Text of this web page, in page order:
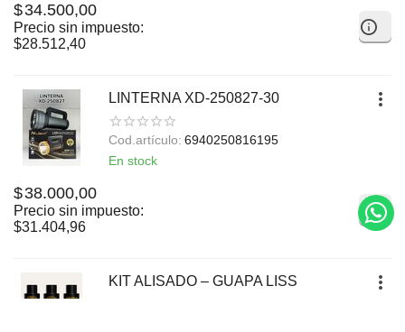
$34.500,00
Precio sin impuesto:
$28.512,40
LINTERNA XD-250827-30
Cod.artículo: 6940250816195
En stock
$38.000,00
Precio sin impuesto:
$31.404,96
KIT ALISADO – GUAPA LISS